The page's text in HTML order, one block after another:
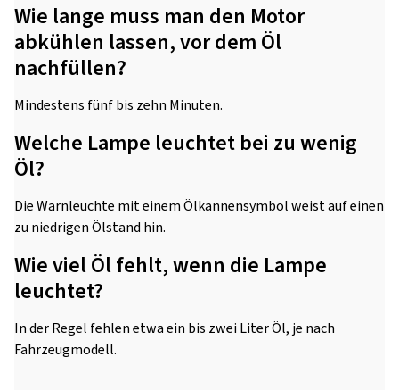
Wie lange muss man den Motor
abkühlen lassen, vor dem Öl
nachfüllen?
Mindestens fünf bis zehn Minuten.
Welche Lampe leuchtet bei zu wenig
Öl?
Die Warnleuchte mit einem Ölkannensymbol weist auf einen
zu niedrigen Ölstand hin.
Wie viel Öl fehlt, wenn die Lampe
leuchtet?
In der Regel fehlen etwa ein bis zwei Liter Öl, je nach
Fahrzeugmodell.